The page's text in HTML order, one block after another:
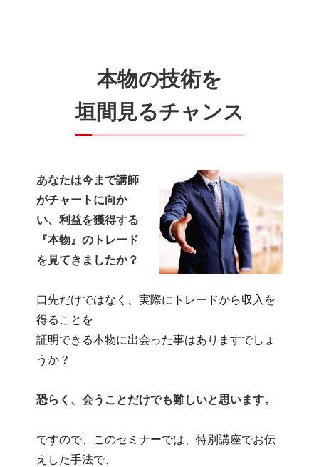
本物の技術を
垣間見るチャンス
あなたは今まで講師
がチャートに向か
い、 利益を獲得する
『本物』のトレード
を見てきましたか？
口先だけではなく、実際にトレードから収入を
得ることを
証明できる本物に出会った事はありますでしょ
うか？
恐らく、会うことだけでも難しいと思います。
ですので、このセミナーでは、特別講座でお伝
えした手法で、